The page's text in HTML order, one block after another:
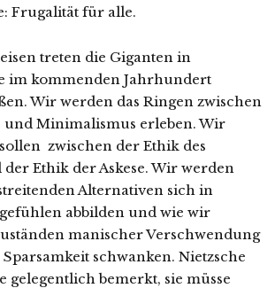
Frugalität für alle.
treten die Giganten in
im kommenden Jahrhundert
Wir werden das Ringen zwischen
und Minimalismus erleben. Wir
zwischen der Ethik des
Ethik der Askese. Wir werden
Alternativen sich in
abbilden und wie wir
manischer Verschwendung
schwanken. Nietzsche
gelegentlich bemerkt, sie müsse